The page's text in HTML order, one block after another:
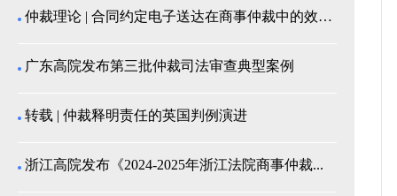
仲裁理论 | 合同约定电子送达在商事仲裁中的效力认...
广东高院发布第三批仲裁司法审查典型案例
转载 | 仲裁释明责任的英国判例演进
浙江高院发布《2024-2025年浙江法院商事仲裁...